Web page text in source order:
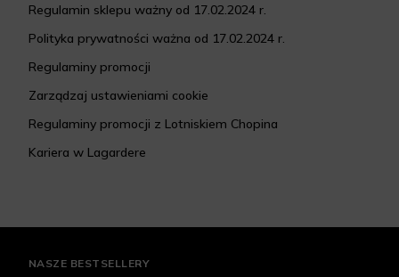
Regulamin sklepu ważny od 17.02.2024 r.
Polityka prywatności ważna od 17.02.2024 r.
Regulaminy promocji
Zarządzaj ustawieniami cookie
Regulaminy promocji z Lotniskiem Chopina
Kariera w Lagardere
NASZE BESTSELLERY